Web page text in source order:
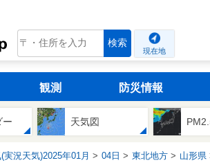
tenki.jp 検索
現在地
観測 防災情報
ー 天気図
実況天気)2025年01月 04日 東北地方 山形県